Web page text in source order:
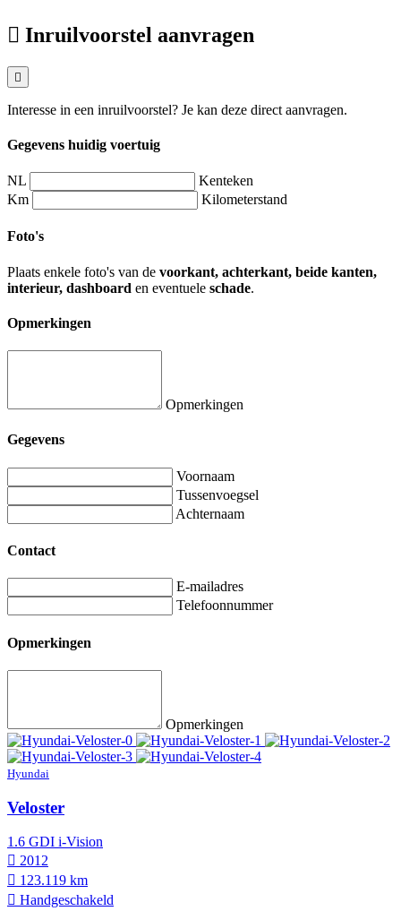
Inruilvoorstel aanvragen
Interesse in een inruilvoorstel? Je kan deze direct aanvragen.
Gegevens huidig voertuig
NL
Kenteken
Km
Kilometerstand
Foto's
Plaats enkele foto's van de voorkant, achterkant, beide kanten,
interieur, dashboard en eventuele schade.
Opmerkingen
Opmerkingen
Gegevens
Voornaam
Tussenvoegsel
Achternaam
Contact
E-mailadres
Telefoonnummer
Opmerkingen
Opmerkingen
Hyundai
Veloster
1.6 GDI i-Vision
2012
123.119 km
Hand­geschakeld